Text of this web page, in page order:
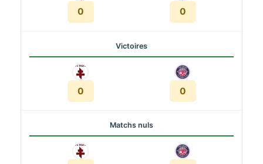
0 0
Victoires
0 0
Matchs nuls